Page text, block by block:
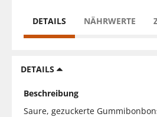
DETAILS NÄHRWERTE
DETAILS
Beschreibung
Saure, gezuckerte